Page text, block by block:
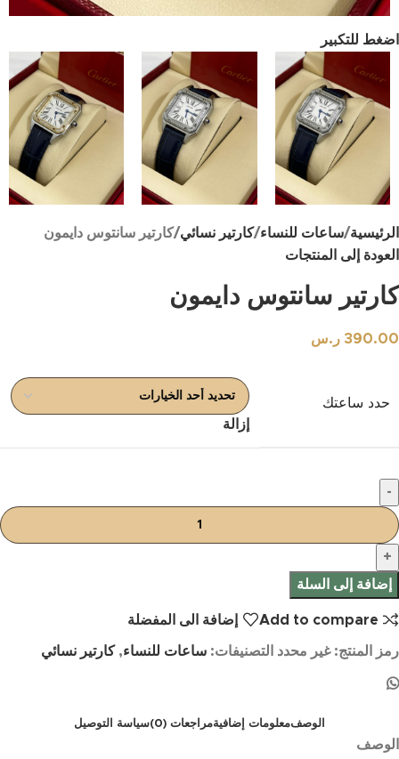
اضغط للتكبير
الرئيسية ساعات للنساء كارتير نسائي كارتير سانتوس دايمون
العودة إلى المنتجات
كارتير سانتوس دايمون
390.00 ر.س
حدد ساعتك
إزالة
إضافة إلى السلة
Add to compare إضافة الى المفضلة
رمز المنتج:غير محدد التصنيفات: ساعات للنساء, كارتير نسائي
الوصفمعلومات إضافيةمراجعات (0) سياسة التوصيل
الوصف